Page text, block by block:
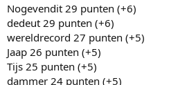
Martens:Krizz
Vinokourov:Krizz
Freire:
Nogevendit
Nogevendit 29 punten (+6)
dedeut 29 punten (+6)
wereldrecord 27 punten (+5)
Jaap 26 punten (+5)
Tijs 25 punten (+5)
dammer 24 punten (+5)